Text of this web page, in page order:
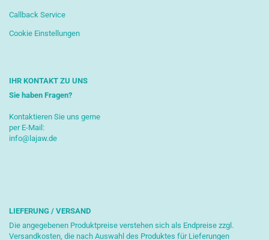
Callback Service
Cookie Einstellungen
IHR KONTAKT ZU UNS
Sie haben Fragen?
Kontaktieren Sie uns gerne
per E-Mail:
info@lajaw.de
LIEFERUNG / VERSAND
Die angegebenen Produktpreise verstehen sich als Endpreise zzgl.
Versandkosten, die nach Auswahl des Produktes für Lieferungen